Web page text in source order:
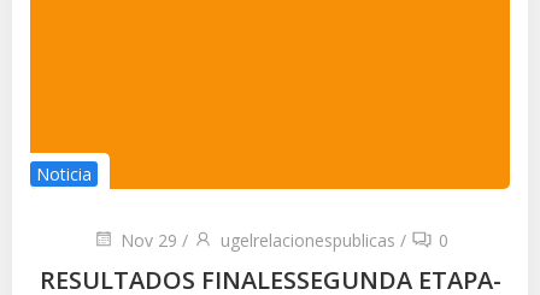
Noticia
Nov 29 / ugelrelacionespublicas / 0
RESULTADOS FINALESSEGUNDA ETAPA-